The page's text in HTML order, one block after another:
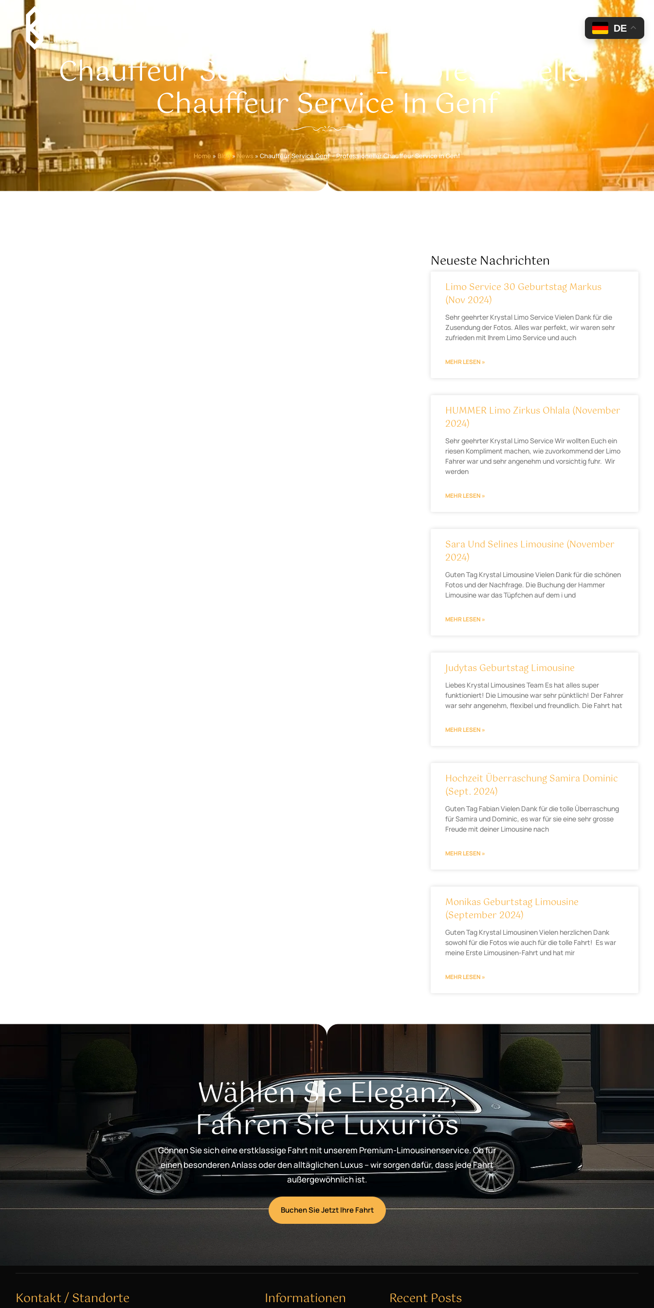
Flughafen Transfer
Chauffeur Service Genf – Professioneller
Chauffeur Service In Genf
Home » Blog» News » Chauffeur Service Genf – Professioneller Chauffeur Service in Genf
Neueste Nachrichten
Limo Service 30 Geburtstag Markus
(Nov 2024)
Sehr geehrter Krystal Limo Service Vielen Dank für die
Zusendung der Fotos. Alles war perfekt, wir waren sehr
zufrieden mit Ihrem Limo Service und auch
MEHR LESEN »
HUMMER Limo Zirkus Ohlala (November
2024)
Sehr geehrter Krystal Limo Service Wir wollten Euch ein
riesen Kompliment machen, wie zuvorkommend der Limo
Fahrer war und sehr angenehm und vorsichtig fuhr. Wir
werden
MEHR LESEN »
Sara Und Selines Limousine (November
2024)
Guten Tag Krystal Limousine Vielen Dank für die schönen
Fotos und der Nachfrage. Die Buchung der Hammer
Limousine war das Tüpfchen auf dem i und
MEHR LESEN »
Judytas Geburtstag Limousine
Liebes Krystal Limousines Team Es hat alles super
funktioniert! Die Limousine war sehr pünktlich! Der Fahrer
war sehr angenehm, flexibel und freundlich. Die Fahrt hat
MEHR LESEN »
Hochzeit Überraschung Samira Dominic
(Sept. 2024)
Guten Tag Fabian Vielen Dank für die tolle Überraschung
für Samira und Dominic, es war für sie eine sehr grosse
Freude mit deiner Limousine nach
MEHR LESEN »
Monikas Geburtstag Limousine
(September 2024)
Guten Tag Krystal Limousinen Vielen herzlichen Dank
sowohl für die Fotos wie auch für die tolle Fahrt! Es war
meine Erste Limousinen-Fahrt und hat mir
MEHR LESEN »
Wählen Sie Eleganz,
Fahren Sie Luxuriös
Gönnen Sie sich eine erstklassige Fahrt mit unserem Premium-Limousinenservice. Ob für
einen besonderen Anlass oder den alltäglichen Luxus – wir sorgen dafür, dass jede Fahrt
außergewöhnlich ist.
Buchen Sie Jetzt Ihre Fahrt
Kontakt / Standorte Informationen Recent Posts
DE